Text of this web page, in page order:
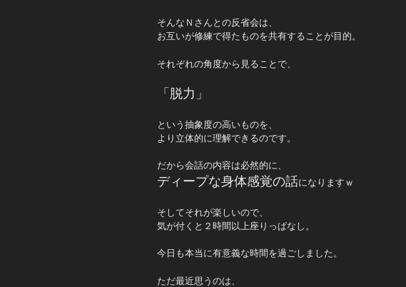
そんなＮさんとの反省会は、
お互いが修練で得たものを共有することが目的。
それぞれの角度から見ることで、
「脱力」
という抽象度の高いものを、
より立体的に理解できるのです。
だから会話の内容は必然的に、
ディープな身体感覚の話になりますｗ
そしてそれが楽しいので、
気が付くと２時間以上座りっぱなし。
今日も本当に有意義な時間を過ごしました。
ただ最近思うのは、